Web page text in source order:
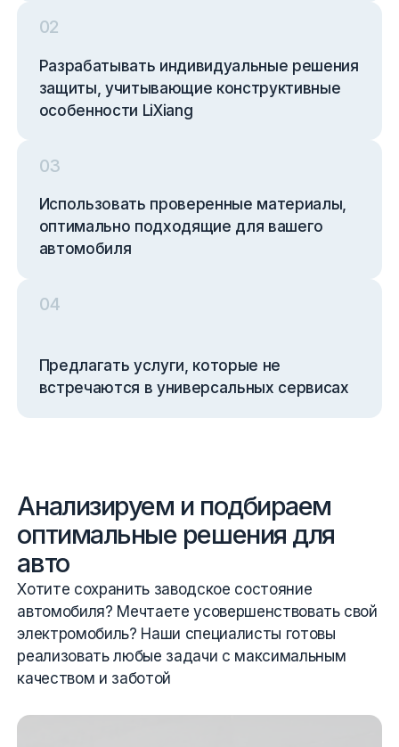
02
Разрабатывать индивидуальные решения
защиты, учитывающие конструктивные
особенности LiXiang
03
Использовать проверенные материалы,
оптимально подходящие для вашего
автомобиля
04
Предлагать услуги, которые не
встречаются в универсальных сервисах
Анализируем и подбираем
оптимальные решения для
авто
Хотите сохранить заводское состояние
автомобиля? Мечтаете усовершенствовать свой
электромобиль? Наши специалисты готовы
реализовать любые задачи с максимальным
качеством и заботой